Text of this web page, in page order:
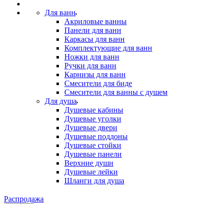
Для ванн
Акриловые ванны
Панели для ванн
Каркасы для ванн
Комплектующие для ванн
Ножки для ванн
Ручки для ванн
Карнизы для ванн
Смесители для биде
Смесители для ванны с душем
Для душа
Душевые кабины
Душевые уголки
Душевые двери
Душевые поддоны
Душевые стойки
Душевые панели
Верхние души
Душевые лейки
Шланги для душа
Распродажа